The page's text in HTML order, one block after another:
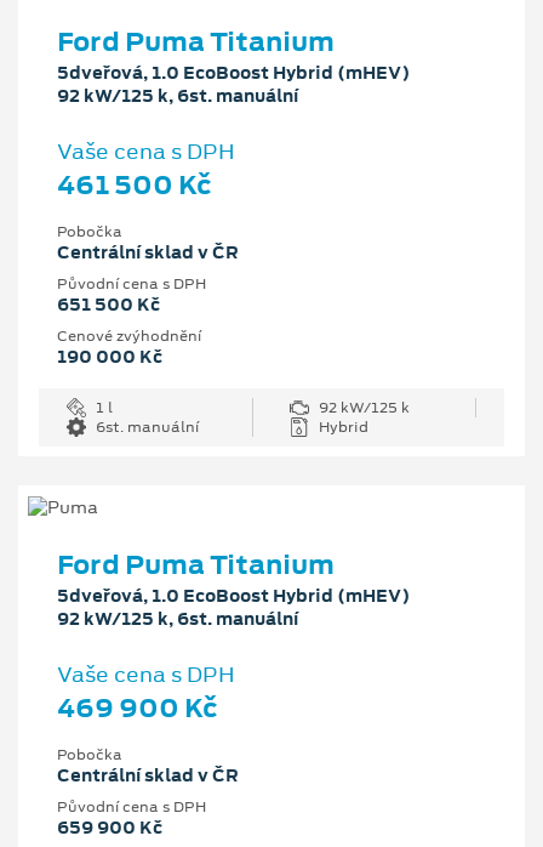
Ford Puma Titanium
5dveřová, 1.0 EcoBoost Hybrid (mHEV)
92 kW/125 k, 6st. manuální
Vaše cena s DPH
461 500 Kč
Pobočka
Centrální sklad v ČR
Původní cena s DPH
651 500 Kč
Cenové zvýhodnění
190 000 Kč
1 l
92 kW/125 k
6st. manuální
Hybrid
Ford Puma Titanium
5dveřová, 1.0 EcoBoost Hybrid (mHEV)
92 kW/125 k, 6st. manuální
Vaše cena s DPH
469 900 Kč
Pobočka
Centrální sklad v ČR
Původní cena s DPH
659 900 Kč